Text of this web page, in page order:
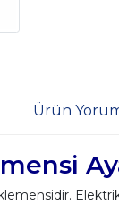
Ürün